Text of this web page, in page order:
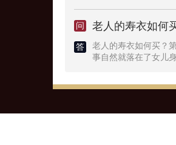
人活得久些，子女们
了，身体各部位的器
后，家属不要存侥幸
应听从医生的叮嘱，
人生死就在一瞬间，
问 老人的寿衣如何
答
老人的寿衣如何买？
事自然就落在了女儿
候女儿出钱买就是了
宗”。如果逝者是中
人会有疑惑，买寿衣